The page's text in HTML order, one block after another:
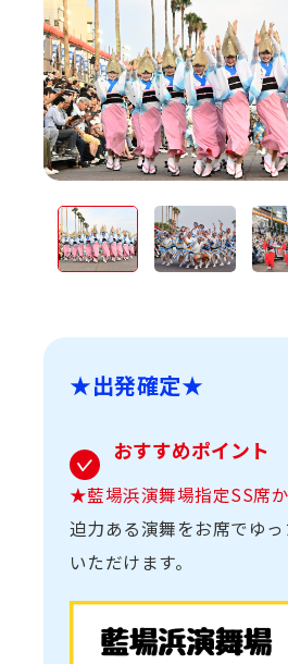
★出発確定★
おすすめポイント
★藍場浜演舞場指定SS席
迫力ある演舞をお席でゆ
いただけます。